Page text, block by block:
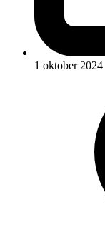
1 oktober 2024